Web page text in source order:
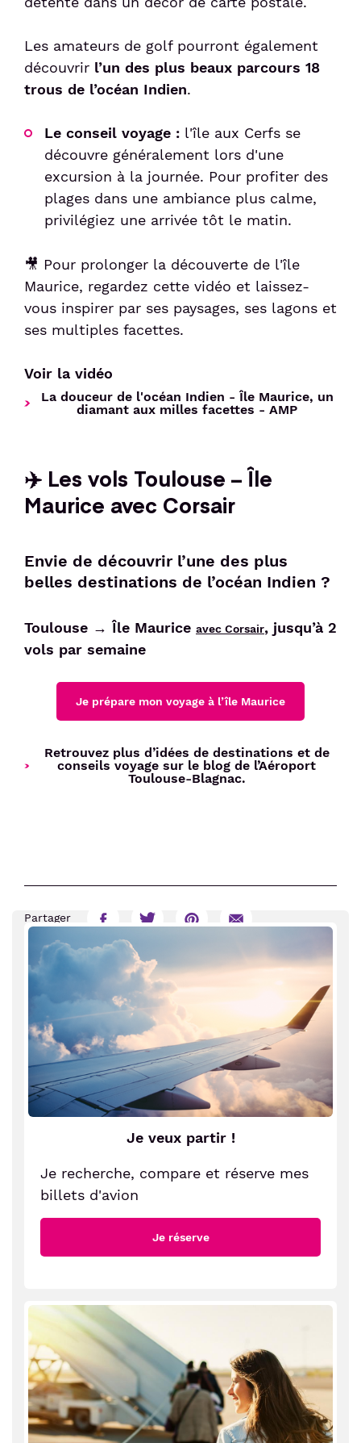
Les amateurs de golf pourront également
découvrir l’un des plus beaux parcours 18
trous de l’océan Indien.
Le conseil voyage : l'île aux Cerfs se
découvre généralement lors d'une
excursion à la journée. Pour profiter des
plages dans une ambiance plus calme,
privilégiez une arrivée tôt le matin.
🎥 Pour prolonger la découverte de l'île
Maurice, regardez cette vidéo et laissez-
vous inspirer par ses paysages, ses lagons et
ses multiples facettes.
Voir la vidéo
La douceur de l'océan Indien - Île Maurice, un
diamant aux milles facettes - AMP
✈️ Les vols Toulouse – Île
Maurice avec Corsair
Envie de découvrir l’une des plus
belles destinations de l’océan Indien ?
Toulouse → Île Maurice avec Corsair, jusqu’à 2
vols par semaine
Je prépare mon voyage à l’île Maurice
Retrouvez plus d’idées de destinations et de
conseils voyage sur le blog de l’Aéroport
Toulouse-Blagnac.
Partager
Partager
sur
Facebook
Partager
sur
Twitter
sur
Partager
mail
Je veux partir !
Je recherche, compare et réserve mes
billets d'avion
Je réserve